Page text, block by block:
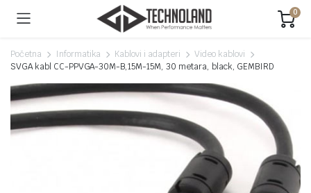
0
Početna Informatika Kablovi i adapteri
Video kablovi
SVGA kabl CC-PPVGA-30M-B,15M-15M, 30 metara, black, GEMBIRD